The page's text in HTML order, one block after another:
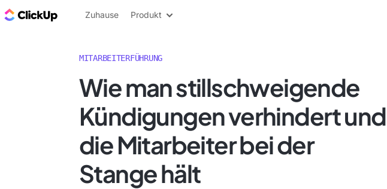
ClickUp Blog
Zuhause Produkt
MITARBEITERFÜHRUNG
Wie man stillschweigende
Kündigungen verhindert und
die Mitarbeiter bei der
Stange hält